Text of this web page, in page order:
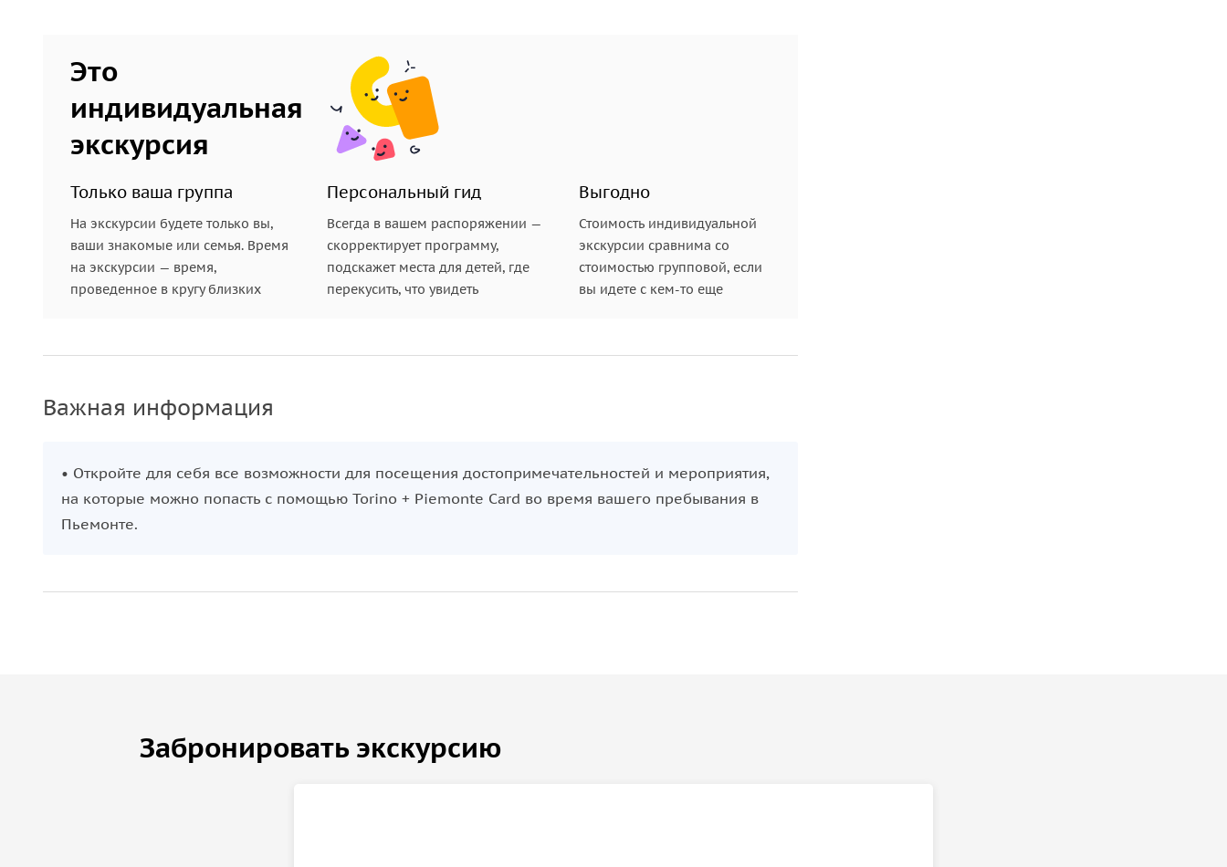
Это
индивидуальная
экскурсия
Только ваша группа
На экскурсии будете только вы,
ваши знакомые или семья. Время
на экскурсии — время,
проведенное в кругу близких
Персональный гид
Всегда в вашем распоряжении —
скорректирует программу,
подскажет места для детей, где
перекусить, что увидеть
Выгодно
Стоимость индивидуальной
экскурсии сравнима со
стоимостью групповой, если
вы идете с кем-то еще
Важная информация
• Откройте для себя все возможности для посещения достопримечательностей и мероприятия,
на которые можно попасть с помощью Torino + Piemonte Card во время вашего пребывания в
Пьемонте.
Забронировать экскурсию